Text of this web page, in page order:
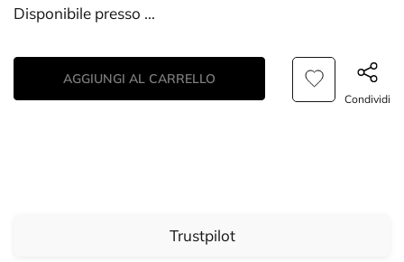
Disponibile presso ...
AGGIUNGI AL CARRELLO
Condividi
Trustpilot